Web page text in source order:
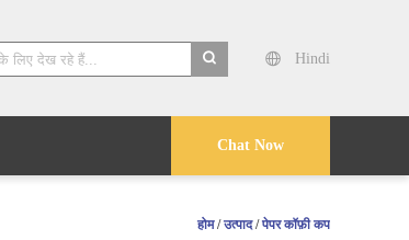
Hindi
Chat Now
होम /उत्पाद/पेपर कॉफ़ी कप